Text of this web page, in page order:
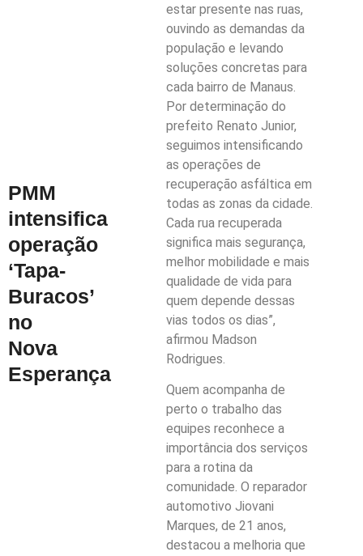
PMM
intensifica
operação
‘Tapa-
Buracos’
no
Nova
Esperança
estar presente nas ruas,
ouvindo as demandas da
população e levando
soluções concretas para
cada bairro de Manaus.
Por determinação do
prefeito Renato Junior,
seguimos intensificando
as operações de
recuperação asfáltica em
todas as zonas da cidade.
Cada rua recuperada
significa mais segurança,
melhor mobilidade e mais
qualidade de vida para
quem depende dessas
vias todos os dias”,
afirmou Madson
Rodrigues.
Quem acompanha de
perto o trabalho das
equipes reconhece a
importância dos serviços
para a rotina da
comunidade. O reparador
automotivo Jiovani
Marques, de 21 anos,
destacou a melhoria que